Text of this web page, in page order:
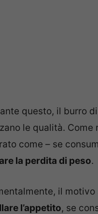
questo, il burro
le qualità. Come
come – se
la perdita di peso.
il
l’appetito, se